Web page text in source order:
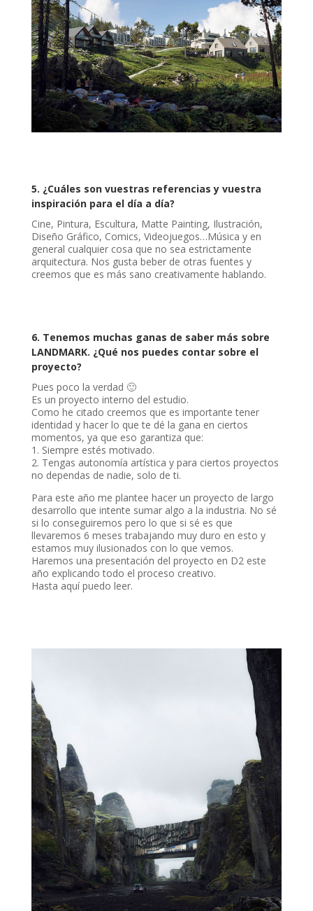
5. ¿Cuáles son vuestras referencias y vuestra
inspiración para el día a día?
Cine, Pintura, Escultura, Matte Painting, Ilustración,
Diseño Gráfico, Comics, Videojuegos…Música y en
general cualquier cosa que no sea estrictamente
arquitectura. Nos gusta beber de otras fuentes y
creemos que es más sano creativamente hablando.
6. Tenemos muchas ganas de saber más sobre
LANDMARK. ¿Qué nos puedes contar sobre el
proyecto?
Pues poco la verdad 🙂
Es un proyecto interno del estudio.
Como he citado creemos que es importante tener
identidad y hacer lo que te dé la gana en ciertos
momentos, ya que eso garantiza que:
1. Siempre estés motivado.
2. Tengas autonomía artística y para ciertos proyectos
no dependas de nadie, solo de ti.
Para este año me plantee hacer un proyecto de largo
desarrollo que intente sumar algo a la industria. No sé
si lo conseguiremos pero lo que si sé es que
llevaremos 6 meses trabajando muy duro en esto y
estamos muy ilusionados con lo que vemos.
Haremos una presentación del proyecto en D2 este
año explicando todo el proceso creativo.
Hasta aquí puedo leer.